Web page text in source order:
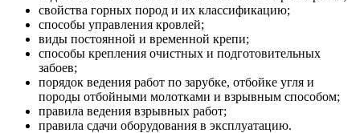
свойства горных пород и их классификацию;
способы управления кровлей;
виды постоянной и временной крепи;
способы крепления очистных и подготовительных
забоев;
порядок ведения работ по зарубке, отбойке угля и
породы отбойными молотками и взрывным способом;
правила ведения взрывных работ;
правила сдачи оборудования в эксплуатацию.